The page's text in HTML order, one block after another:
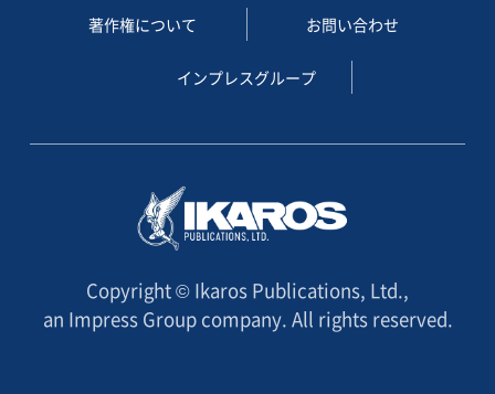
著作権について お問い合わせ
インプレスグループ
Copyright © Ikaros Publications, Ltd.,
an Impress Group company. All rights reserved.